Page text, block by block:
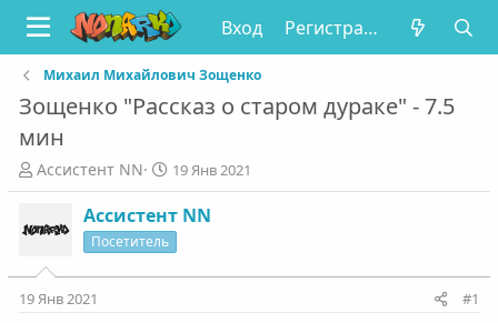
Вход Регистрация
Михаил Михайлович Зощенко
Зощенко "Рассказ о старом дураке" - 7.5
мин
А
в
о
т
е
Ассистент NN
Д
а
т
а
н
а
19 Янв 2021
Ассистент NN
Посетитель
19 Янв 2021 #1